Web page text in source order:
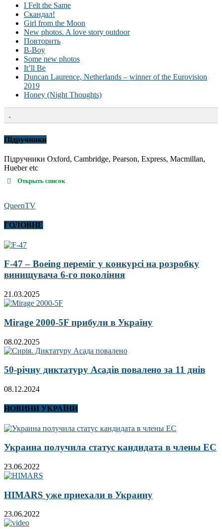
I Felt the Same
Скандал!
Girl from the Moon
New photos. A love story outdoor
Повторить
B-Boy
Some new photos
It’ll Be
Duncan Laurence, Netherlands – winner of the Eurovision
2019
Honey (Night Thoughts)
.
Підручники
Підручники Oxford, Cambridge, Pearson, Express, Macmillan,
Hueber etc
Открыть список
QueenTV
ГОЛОВНЕ
F-47 – Boeing переміг у конкурсі на розробку
винищувача 6-го покоління
21.03.2025
Mirage 2000-5F прибули в Україну
08.02.2025
50-річну диктатуру Асадів повалено за 11 днів
08.12.2024
НОВИНИ УКРАЇНИ
Украина получила статус кандидата в члены ЕС
23.06.2022
HIMARS уже приехали в Украину
23.06.2022